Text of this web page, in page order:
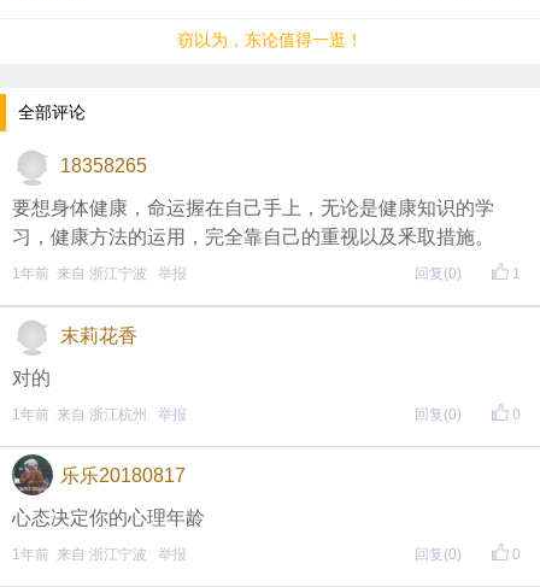
垂直活着，水平留恋着，人生是垂直的，不断向下延
伸，而途中遇到的各种人事物是在这根轴上平行延伸
的，只能留恋，这样交错的线一横一竖，描上过程，
一刀一剪摺成了永恒，构成了“我”的骨架和内脏，不
彷徨不迷茫的垂直活着，不冷酷不淡漠的水平留恋
着，在经历种种后也依旧永远年轻
窃以为，东论值得一逛！
全部评论
18358265
要想身体健康，命运握在自己手上，无论是健康知识的学
习，健康方法的运用，完全靠自己的重视以及釆取措施。
1
1年前 来自 浙江宁波 举报 回复 (0)
末莉花香
对的
0
1年前 来自 浙江杭州 举报 回复 (0)
乐乐20180817
心态决定你的心理年龄
0
1年前 来自 浙江宁波 举报 回复 (0)